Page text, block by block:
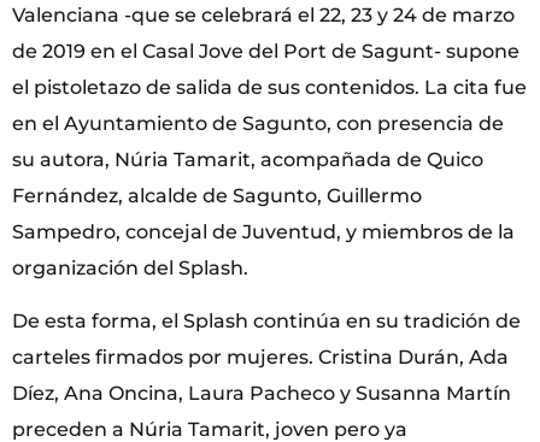
Valenciana -que se celebrará el 22, 23 y 24 de marzo
de 2019 en el Casal Jove del Port de Sagunt- supone
el pistoletazo de salida de sus contenidos. La cita fue
en el Ayuntamiento de Sagunto, con presencia de
su autora, Núria Tamarit, acompañada de Quico
Fernández, alcalde de Sagunto, Guillermo
Sampedro, concejal de Juventud, y miembros de la
organización del Splash.
De esta forma, el Splash continúa en su tradición de
carteles firmados por mujeres. Cristina Durán, Ada
Díez, Ana Oncina, Laura Pacheco y Susanna Martín
preceden a Núria Tamarit, joven pero ya